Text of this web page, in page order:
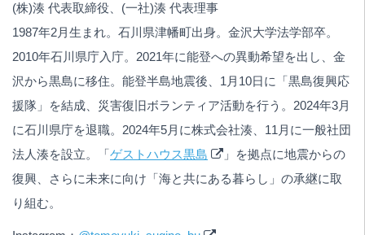
(株)湊 代表取締役、(一社)湊 代表理事
1987年2月生まれ。石川県津幡町出身。金沢大学法学部卒。
2010年石川県庁入庁。2021年に能登への異動希望を出し、金
沢から黒島に移住。能登半島地震後、1月10日に「黒島復興応
援隊」を結成、災害復旧ボランティア活動を行う。2024年3月
に石川県庁を退職。2024年5月に株式会社湊、11月に一般社団
法人湊を設立。「ゲストハウス黒島
」を拠点に地震からの
復興、さらに未来に向け「海と共にある暮らし」の承継に取
り組む。